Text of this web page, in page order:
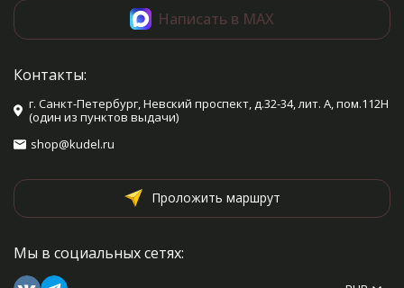
Написать в MAX
Контакты:
г. Санкт-Петербург, Невский проспект, д.32-34, лит. А, пом.112Н
(один из пунктов выдачи)
shop@kudel.ru
Проложить маршрут
Мы в социальных сетях: